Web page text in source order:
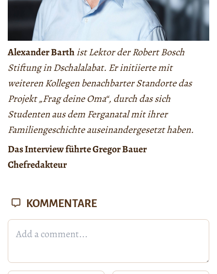
Alexander Barthist Lektor der Robert Bosch
Stiftung in Dschalalabat. Er initiierte mit
weiteren Kollegen benachbarter Standorte das
Projekt „Frag deine Oma“, durch das sich
Studenten aus dem Ferganatal mit ihrer
Familiengeschichte auseinandergesetzt haben.
Das Interview führte Gregor Bauer
Chefredakteur
KOMMENTARE